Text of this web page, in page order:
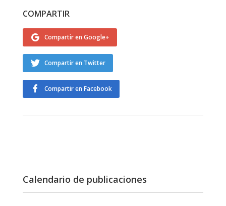
COMPARTIR
Compartir en Google+
Compartir en Twitter
Compartir en Facebook
Calendario de publicaciones